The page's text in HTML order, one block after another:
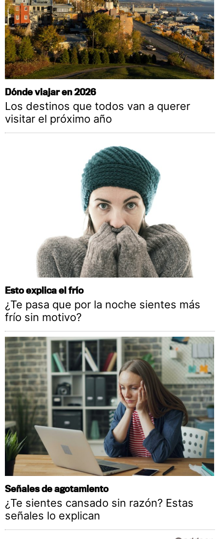
Dónde viajar en 2026
Los destinos que todos van a querer
visitar el próximo año
Esto explica el frío
¿Te pasa que por la noche sientes más
frío sin motivo?
Señales de agotamiento
¿Te sientes cansado sin razón? Estas
señales lo explican